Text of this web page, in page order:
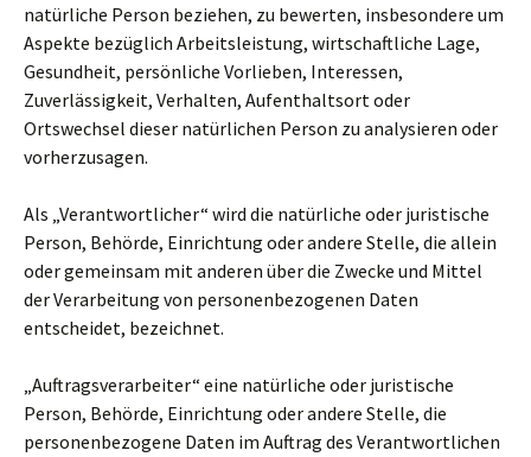
natürliche Person beziehen, zu bewerten, insbesondere um
Aspekte bezüglich Arbeitsleistung, wirtschaftliche Lage,
Gesundheit, persönliche Vorlieben, Interessen,
Zuverlässigkeit, Verhalten, Aufenthaltsort oder
Ortswechsel dieser natürlichen Person zu analysieren oder
vorherzusagen.
Als „Verantwortlicher“ wird die natürliche oder juristische
Person, Behörde, Einrichtung oder andere Stelle, die allein
oder gemeinsam mit anderen über die Zwecke und Mittel
der Verarbeitung von personenbezogenen Daten
entscheidet, bezeichnet.
„Auftragsverarbeiter“ eine natürliche oder juristische
Person, Behörde, Einrichtung oder andere Stelle, die
personenbezogene Daten im Auftrag des Verantwortlichen